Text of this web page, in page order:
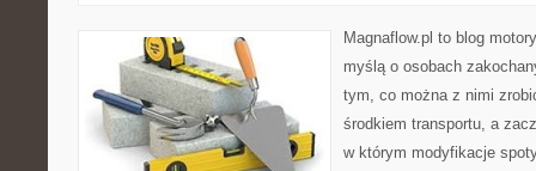
Magnaflow.pl to blog
myślą o osobach
tym, co można z nimi
środkiem transportu, a
w którym modyfikacje